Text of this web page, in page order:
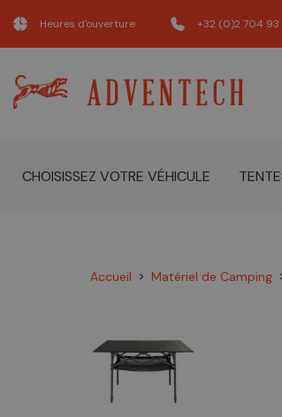
Heures d'ouverture +32 (0)2 704 93
CHOISISSEZ VOTRE VÉHICULE
Accueil chevron_right Matériel de Camping